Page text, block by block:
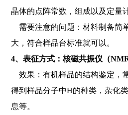
晶体的点阵常数，组成以及定量
需要注意的问题：材料制备简
大，符合样品台标准就可以。
4、表征方式：核磁共振仪（NMR
效果：有机样品的结构鉴定，
得到样品分子中H的种类，杂化
息等。